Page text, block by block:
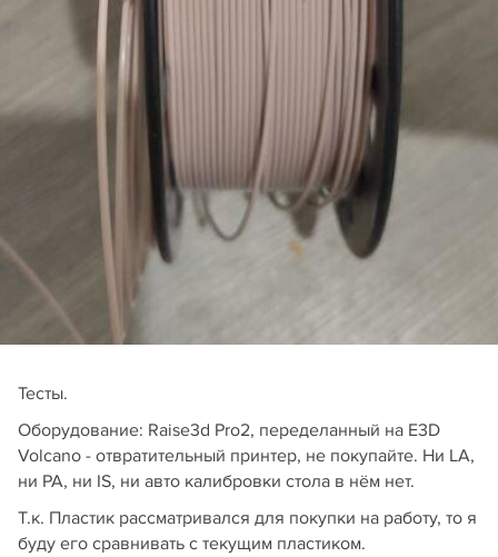
Тесты.
Оборудование: Raise3d Pro2, переделанный на E3D
Volcano - отвратительный принтер, не покупайте. Ни LA,
ни PA, ни IS, ни авто калибровки стола в нём нет.
Т.к. Пластик рассматривался для покупки на работу, то я
буду его сравнивать с текущим пластиком.